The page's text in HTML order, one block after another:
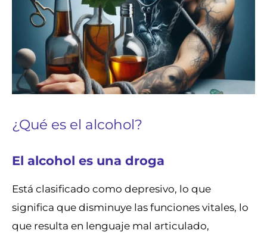
¿Qué es el alcohol?
El alcohol es una droga
Está clasificado como depresivo, lo que
significa que disminuye las funciones vitales, lo
que resulta en lenguaje mal articulado,